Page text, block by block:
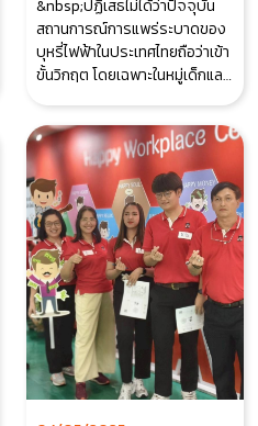
&nbsp;ปฏิเสธไม่ได้ว่าปัจจุบัน
สถานการณ์การแพร่ระบาดของ
บุหรี่ไฟฟ้าในประเทศไทยถือว่าเข้า
ขั้นวิกฤต โดยเฉพาะในหมู่เด็กและ